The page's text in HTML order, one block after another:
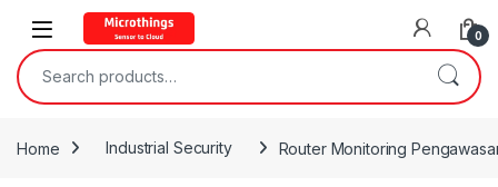
Open 0
Search for:
Home Industrial Security Router Monitoring